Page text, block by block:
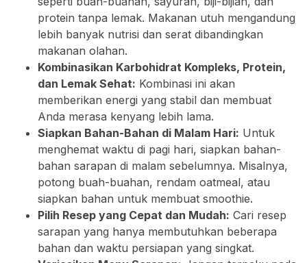
protein tanpa lemak. Makanan utuh mengandung
lebih banyak nutrisi dan serat dibandingkan
makanan olahan.
Kombinasikan Karbohidrat Kompleks, Protein,
dan Lemak Sehat: Kombinasi ini akan
memberikan energi yang stabil dan membuat
Anda merasa kenyang lebih lama.
Siapkan Bahan-Bahan di Malam Hari: Untuk
menghemat waktu di pagi hari, siapkan bahan-
bahan sarapan di malam sebelumnya. Misalnya,
potong buah-buahan, rendam oatmeal, atau
siapkan bahan untuk membuat smoothie.
Pilih Resep yang Cepat dan Mudah: Cari resep
sarapan yang hanya membutuhkan beberapa
bahan dan waktu persiapan yang singkat.